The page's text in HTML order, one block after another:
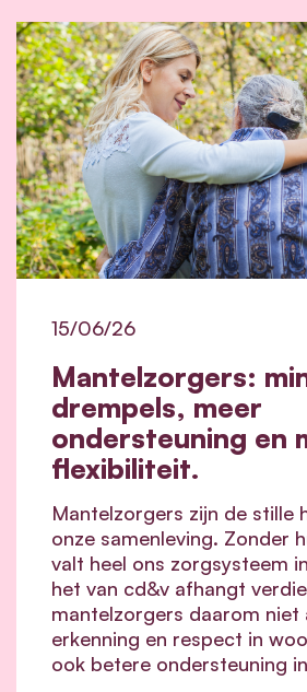
Mantelzorgers:
drempels, meer
ondersteuning en
flexibiliteit.
15/06/26
Mantelzorgers zijn de stille
onze samenleving. Zonder
valt heel ons zorgsysteem
het van cd&v afhangt
mantelzorgers daarom niet
erkenning en respect in
ook betere ondersteuning